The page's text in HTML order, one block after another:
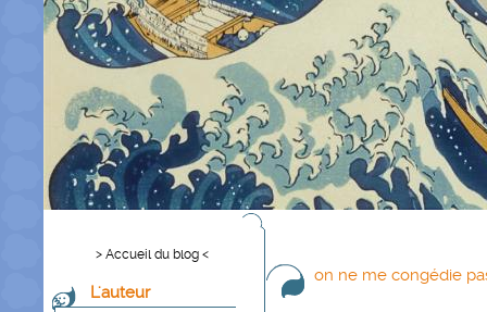
> Accueil du blog <
L'auteur
on ne me congédie